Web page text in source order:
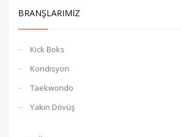
BRANŞLARIMIZ
Kick Boks
Kondisyon
Taekwondo
Yakın Dövüş